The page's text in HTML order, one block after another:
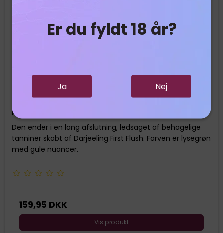
Er du fyldt 18 år?
Ja Nej
strejf af citrus. Derefter følger en rund smag fra det
kompleksitet og dybde fra de grønne teer.
Den ender i en lang afslutning, ledsaget af behagelige
tanniner skabt af Darjeeling First Flush. Farven er lysegrøn
med gule nuancer.
159,95 DKK
Vis produkt